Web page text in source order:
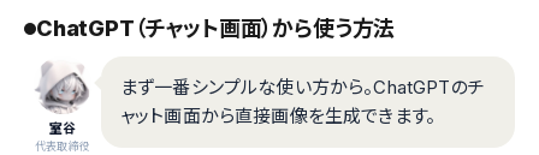
ChatGPT（チャット画面）から使う方法
室谷
代表取締役
まず一番シンプルな使い方から。ChatGPTのチ
ャット画面から直接画像を生成できます。